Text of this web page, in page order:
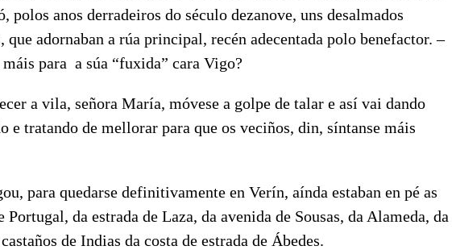
polos anos derradeiros do século dezanove, uns desalmados
que adornaban a rúa principal, recén adecentada polo benefactor. –
para a súa “fuxida” cara Vigo?
a vila, señora María, móvese a golpe de talar e así vai dando
e tratando de mellorar para que os veciños, din, síntanse máis
para quedarse definitivamente en Verín, aínda estaban en pé as
Portugal, da estrada de Laza, da avenida de Sousas, da Alameda, da
de Indias da costa de estrada de Ábedes.